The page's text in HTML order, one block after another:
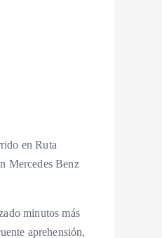
en Ruta
Mercedes Benz
minutos más
aprehensión,